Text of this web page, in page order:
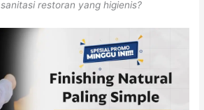
restoran yang higienis?